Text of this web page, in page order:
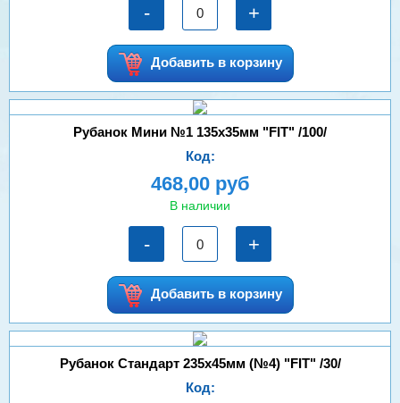
- +
Добавить в корзину
Рубанок Мини №1 135х35мм "FIT" /100/
Код:
468,00 руб
В наличии
- +
Добавить в корзину
Рубанок Стандарт 235х45мм (№4) "FIT" /30/
Код: